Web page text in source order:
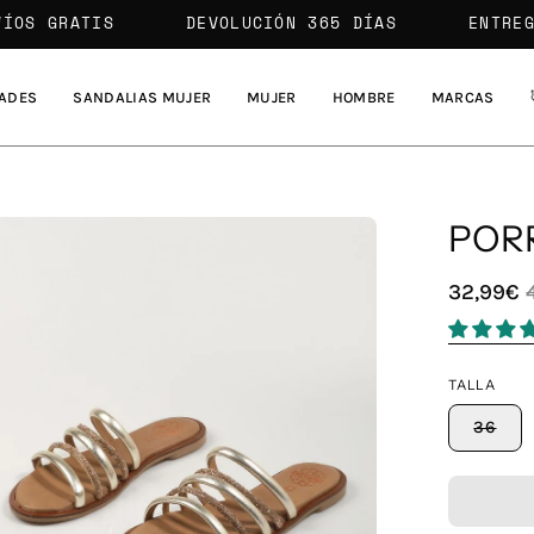
ENVÍOS GRATIS DEVOLUCIÓN 365 DÍAS
SANDALIAS MUJER MUJER HOMBRE MARCAS
32,99€
TALLA
36